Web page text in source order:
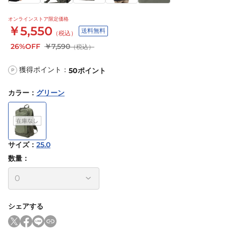
オンラインストア限定価格
￥5,550 （税込） 送料無料
26%OFF ￥7,590（税込）
P 獲得ポイント： 50ポイント
カラー ： グリーン
サイズ： 25.0
数量：
シェアする